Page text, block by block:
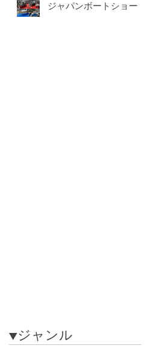
ジャパンボートショー
​▼ジャンル